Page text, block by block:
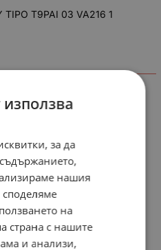
T9PAI 03 VA216 1
TIPO T9PAI 03 VA216 ВХОД
- 3x20-0-20V
използва
за да
нашия
на
страна с нашите
и анализи,